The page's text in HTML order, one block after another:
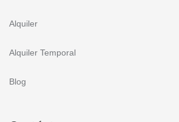
Alquiler
Alquiler Temporal
Blog